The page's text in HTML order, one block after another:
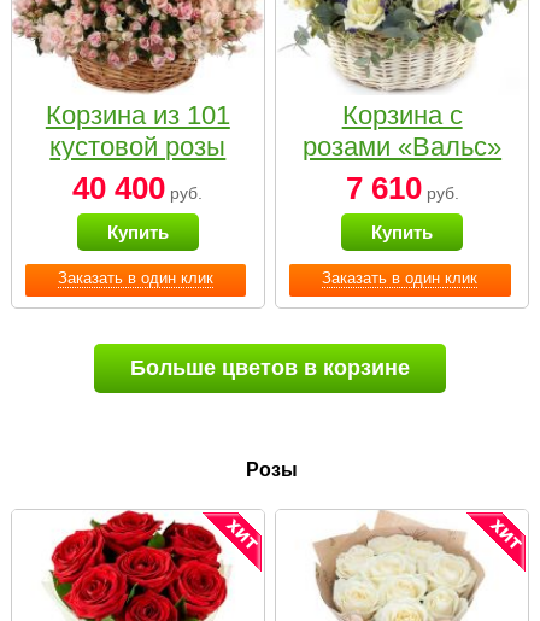
Заказать в один клик
Корзина из 101
кустовой розы
нежных тонов
40 400 руб.
Купить
Заказать в один клик
Корзина с
розами «Вальс»
7 610руб.
Купить
Больше цветов в корзине
Розы